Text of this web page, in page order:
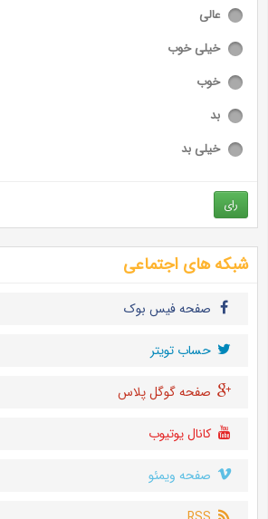
عالی
خیلی خوب
خوب
بد
خیلی بد
رای
شبکه های اجتماعی
صفحه فیس بوک
حساب تويتر
صفحه گوگل پلاس
کانال یوتیوب
صفحه ویمئو